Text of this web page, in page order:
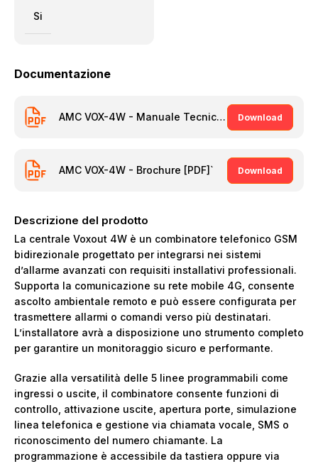
Si
Documentazione
AMC VOX-4W - Manuale Tecnico [PDF] Download
AMC VOX-4W - Brochure [PDF]` Download
Descrizione del prodotto
La centrale Voxout 4W è un combinatore telefonico GSM
bidirezionale progettato per integrarsi nei sistemi
d’allarme avanzati con requisiti installativi professionali.
Supporta la comunicazione su rete mobile 4G, consente
ascolto ambientale remoto e può essere configurata per
trasmettere allarmi o comandi verso più destinatari.
L’installatore avrà a disposizione uno strumento completo
per garantire un monitoraggio sicuro e performante.
Grazie alla versatilità delle 5 linee programmabili come
ingressi o uscite, il combinatore consente funzioni di
controllo, attivazione uscite, apertura porte, simulazione
linea telefonica e gestione via chiamata vocale, SMS o
riconoscimento del numero chiamante. La
programmazione è accessibile da tastiera oppure via